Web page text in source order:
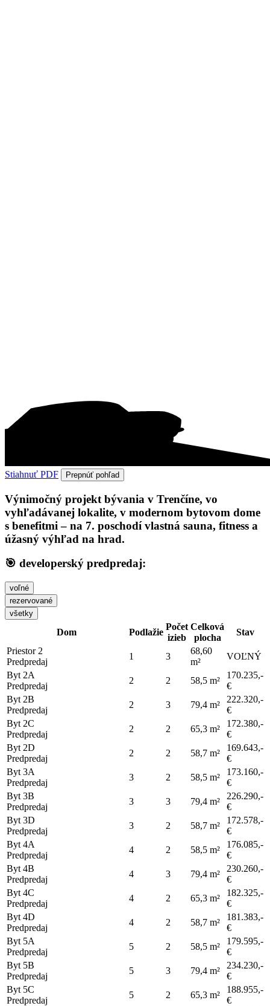
Stiahnuť PDF Prepnúť pohľad
Výnimočný projekt bývania v Trenčíne, vo
vyhľadávanej lokalite, v modernom bytovom dome
s benefitmi – na 7. poschodí vlastná sauna, fitness a
úžasný výhľad na hrad.
🎯 developerský predpredaj:
voľné
rezervované
všetky
Dom Podlažie
Počet
izieb
Celková
plocha
Stav
Priestor 2
Predpredaj
1 3
68,60
m²
VOĽNÝ
Byt 2A
Predpredaj
2 2 58,5 m²
170.235,-
€
Byt 2B
Predpredaj
2 3 79,4 m²
222.320,-
€
Byt 2C
Predpredaj
2 2 65,3 m²
172.380,-
€
Byt 2D
Predpredaj
2 2 58,7 m²
169.643,-
€
Byt 3A
Predpredaj
3 2 58,5 m²
173.160,-
€
Byt 3B
Predpredaj
3 3 79,4 m²
226.290,-
€
Byt 3D
Predpredaj
3 2 58,7 m²
172.578,-
€
Byt 4A
Predpredaj
4 2 58,5 m²
176.085,-
€
Byt 4B
Predpredaj
4 3 79,4 m²
230.260,-
€
Byt 4C
Predpredaj
4 2 65,3 m²
182.325,-
€
Byt 4D
Predpredaj
4 2 58,7 m²
181.383,-
€
Byt 5A
Predpredaj
5 2 58,5 m²
179.595,-
€
Byt 5B
Predpredaj
5 3 79,4 m²
234.230,-
€
Byt 5C
Predpredaj
5 2 65,3 m²
188.955,-
€